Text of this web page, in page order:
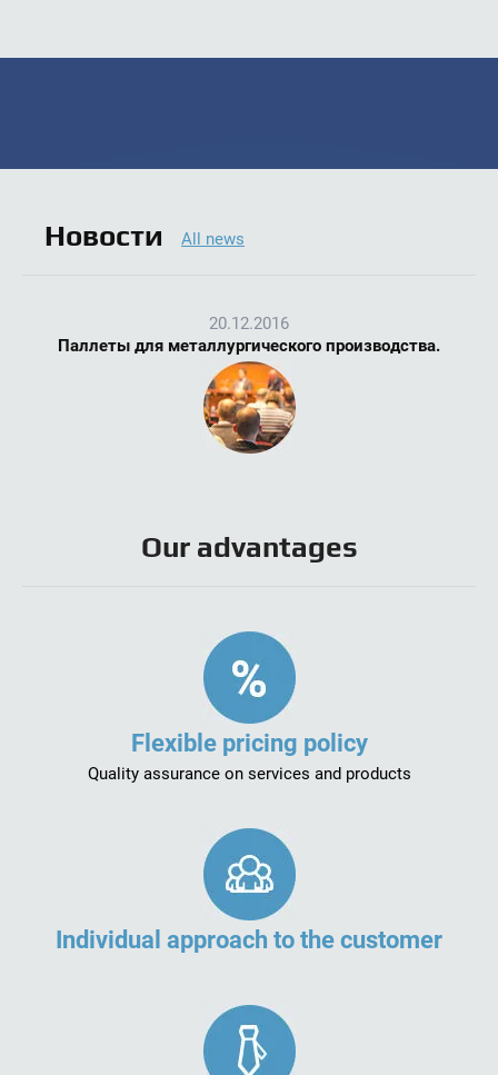
Новости All news
20.12.2016
Паллеты для металлургического производства.
Our advantages
Flexible pricing policy
Quality assurance on services and products
Individual approach to the customer